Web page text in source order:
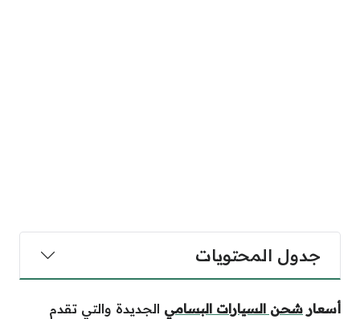
جدول المحتويات
أسعار شحن السيارات البسامي الجديدة والتي تقدم